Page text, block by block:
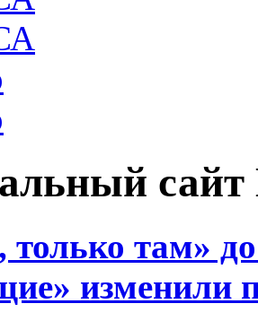
сайт
там»
изменили